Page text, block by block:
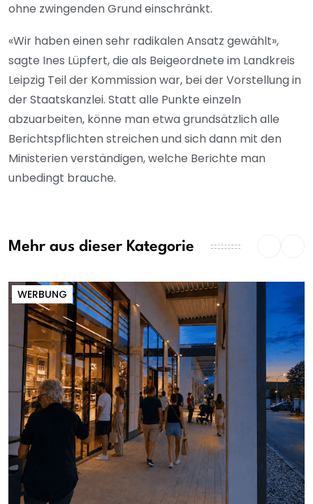
ohne zwingenden Grund einschränkt.
«Wir haben einen sehr radikalen Ansatz gewählt»,
sagte Ines Lüpfert, die als Beigeordnete im Landkreis
Leipzig Teil der Kommission war, bei der Vorstellung in
der Staatskanzlei. Statt alle Punkte einzeln
abzuarbeiten, könne man etwa grundsätzlich alle
Berichtspflichten streichen und sich dann mit den
Ministerien verständigen, welche Berichte man
unbedingt brauche.
Mehr aus dieser Kategorie
WERBUNG